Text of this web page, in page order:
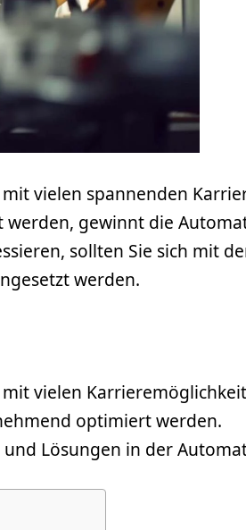
vielen spannenden
gewinnt die
sollten Sie sich mit
werden.
vielen
optimiert werden.
Lösungen in der